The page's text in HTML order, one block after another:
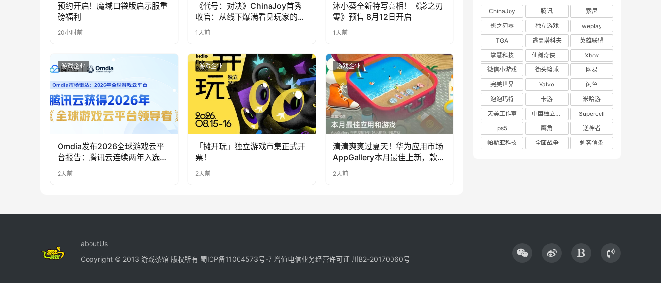
预约开启！魔域口袋版启示服重
磅福利
20小时前
《代号：对决》ChinaJoy首秀
收官：从线下爆满看见玩家的真
实期待
1天前
沐小葵全新特写亮相！《影之刃
零》预售 8月12日开启
1天前
游戏企业
Omdia发布2026全球游戏云平
台报告：腾讯云连续两年入选
2天前
游戏企业
「摊开玩」独立游戏市集正式开
票！
2天前
游戏企业
清清爽爽过夏天！华为应用市场
AppGallery本月最佳上新，款款
2天前
ChinaJoy 腾讯
索尼
影之刃零
独立游戏
weplay
TGA
逃离塔科夫
英雄联盟
掌慧科技
仙剑奇侠传四
Xbox
微信小游戏
街头篮球
网易
完美世界
Valve
闲鱼
泡泡玛特
卡游
米哈游
天美工作室
中国独立游戏联盟
Supercell
ps5
鹰角
逆神者
帕斯亚科技
全面战争 刺客信条
aboutUs
Copyright © 2013 游戏茶馆 版权所有 蜀ICP备11004573号-7 增值电信业务经营许可证 川B2-20170060号